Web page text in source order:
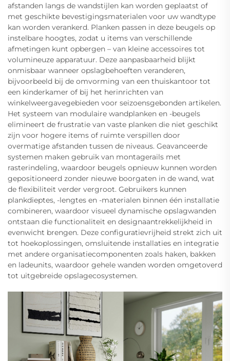
afstanden langs de wandstijlen kan worden geplaatst of
met geschikte bevestigingsmaterialen voor uw wandtype
kan worden verankerd. Planken passen in deze beugels op
instelbare hoogtes, zodat u items van verschillende
afmetingen kunt opbergen – van kleine accessoires tot
volumineuze apparatuur. Deze aanpasbaarheid blijkt
onmisbaar wanneer opslagbehoeften veranderen,
bijvoorbeeld bij de omvorming van een thuiskantoor tot
een kinderkamer of bij het herinrichten van
winkelweergavegebieden voor seizoensgebonden artikelen.
Het systeem van modulaire wandplanken en -beugels
elimineert de frustratie van vaste planken die niet geschikt
zijn voor hogere items of ruimte verspillen door
overmatige afstanden tussen de niveaus. Geavanceerde
systemen maken gebruik van montagerails met
rasterindeling, waardoor beugels opnieuw kunnen worden
gepositioneerd zonder nieuwe boorgaten in de wand, wat
de flexibiliteit verder vergroot. Gebruikers kunnen
plankdieptes, -lengtes en -materialen binnen één installatie
combineren, waardoor visueel dynamische opslagwanden
ontstaan die functionaliteit en designaantrekkelijkheid in
evenwicht brengen. Deze configuratievrijheid strekt zich uit
tot hoekoplossingen, omsluitende installaties en integratie
met andere organisatiecomponenten zoals haken, bakken
en ladeunits, waardoor gehele wanden worden omgetoverd
tot uitgebreide opslagecosystemen.